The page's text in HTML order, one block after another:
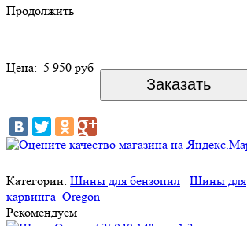
Продолжить
Цена: 5 950 руб
Категории: Шины для бензопил
Шины для
карвинга Oregon
Рекомендуем